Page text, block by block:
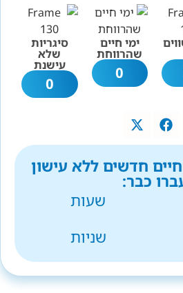
ימי חיים
שהרווחת
0
סיגריות
שלא
עישנת
0
חדשים ללא עישון
כבר:
שעות
שניות